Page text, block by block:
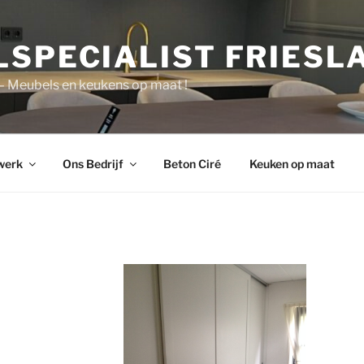
Meubels en keukens op maat !
Ons Bedrijf Beton Ciré Keuken op maat